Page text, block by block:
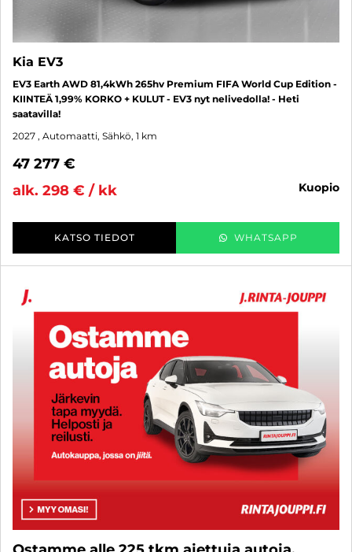
Kia EV3
EV3 Earth AWD 81,4kWh 265hv Premium FIFA World Cup Edition -
KIINTEÄ 1,99% KORKO + KULUT - EV3 nyt nelivedolla! - Heti
saatavilla!
2027 , Automaatti, Sähkö, 1 km
47 277 €
alk. 298 € / kk
kuopio
KATSO TIEDOT WHATSAPP